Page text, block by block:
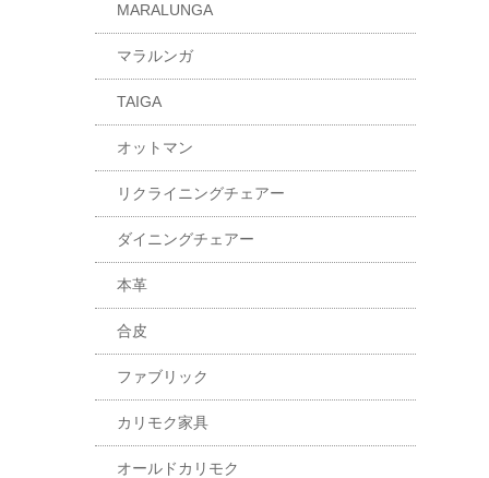
MARALUNGA
マラルンガ
TAIGA
オットマン
リクライニングチェアー
ダイニングチェアー
本革
合皮
ファブリック
カリモク家具
オールドカリモク